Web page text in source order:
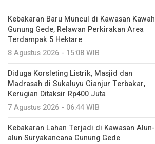
Kebakaran Baru Muncul di Kawasan Kawah
Gunung Gede, Relawan Perkirakan Area
Terdampak 5 Hektare
8 Agustus 2026 - 15:08 WIB
Diduga Korsleting Listrik, Masjid dan
Madrasah di Sukaluyu Cianjur Terbakar,
Kerugian Ditaksir Rp400 Juta
7 Agustus 2026 - 06:44 WIB
Kebakaran Lahan Terjadi di Kawasan Alun-
alun Suryakancana Gunung Gede